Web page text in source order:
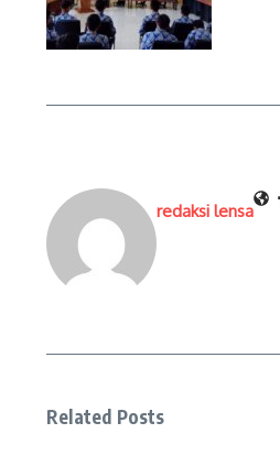
redaksi lensa
Related Posts